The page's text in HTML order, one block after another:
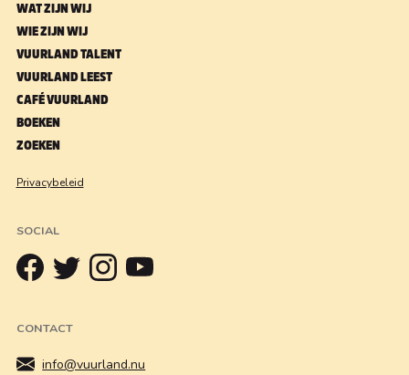
WAT ZIJN WIJ
WIE ZIJN WIJ
VUURLAND TALENT
VUURLAND LEEST
CAFÉ VUURLAND
BOEKEN
ZOEKEN
Privacybeleid
SOCIAL
CONTACT
info@vuurland.nu